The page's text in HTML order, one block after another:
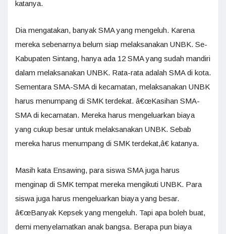
katanya.
Dia mengatakan, banyak SMA yang mengeluh. Karena
mereka sebenarnya belum siap melaksanakan UNBK. Se-
Kabupaten Sintang, hanya ada 12 SMA yang sudah mandiri
dalam melaksanakan UNBK. Rata-rata adalah SMA di kota.
Sementara SMA-SMA di kecamatan, melaksanakan UNBK
harus menumpang di SMK terdekat. â€œKasihan SMA-
SMA di kecamatan. Mereka harus mengeluarkan biaya
yang cukup besar untuk melaksanakan UNBK. Sebab
mereka harus menumpang di SMK terdekat,â€ katanya.
Masih kata Ensawing, para siswa SMA juga harus
menginap di SMK tempat mereka mengikuti UNBK. Para
siswa juga harus mengeluarkan biaya yang besar.
â€œBanyak Kepsek yang mengeluh. Tapi apa boleh buat,
demi menyelamatkan anak bangsa. Berapa pun biaya